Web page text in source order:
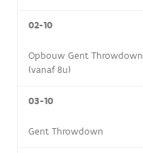
02-10
Opbouw Gent Throwdown
(vanaf 8u)
03-10
Gent Throwdown